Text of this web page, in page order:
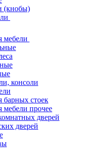
(кнобы)
мебели
консоли
барных стоек
мебели прочее
дверей
дверей